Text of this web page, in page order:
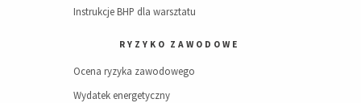
Instrukcje BHP dla warsztatu
RYZYKO ZAWODOWE
Ocena ryzyka zawodowego
Wydatek energetyczny